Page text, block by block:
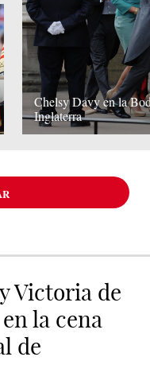
Chelsy Davy en la
Inglaterra
Victoria de
la cena
de